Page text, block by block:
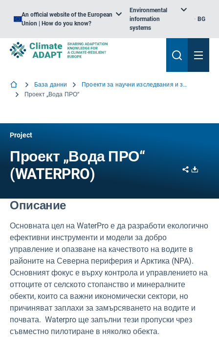
An official website of the European
Union | How do you know?
Environmental
information
systems
BG
База данни
Проекти за научни изследвания и знания
Проект „Вода ПРО“
Project
Проект „Вода ПРО“
(WATERPRO)
Share
Описание
Основната цел на WaterPro е да разработи екологично
ефективни инструменти и модели за добро
управление и опазване на качеството на водите в
районите на Северна периферия и Арктика (NPA).
Основният фокус е върху контрола и управлението на
оттоците от селското стопанство и минералните
обекти, които са важни икономически сектори, но
причиняват заплахи за замърсяването на водите и
почвата. Waterpro ще запълни тези пропуски чрез
съвместно пилотиране в няколко обекта.